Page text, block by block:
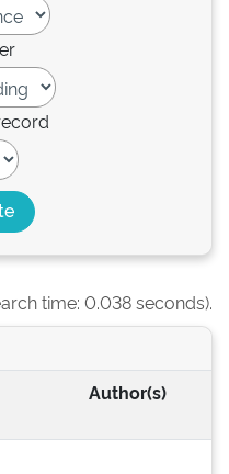
time: 0.038 seconds).
Author(s)